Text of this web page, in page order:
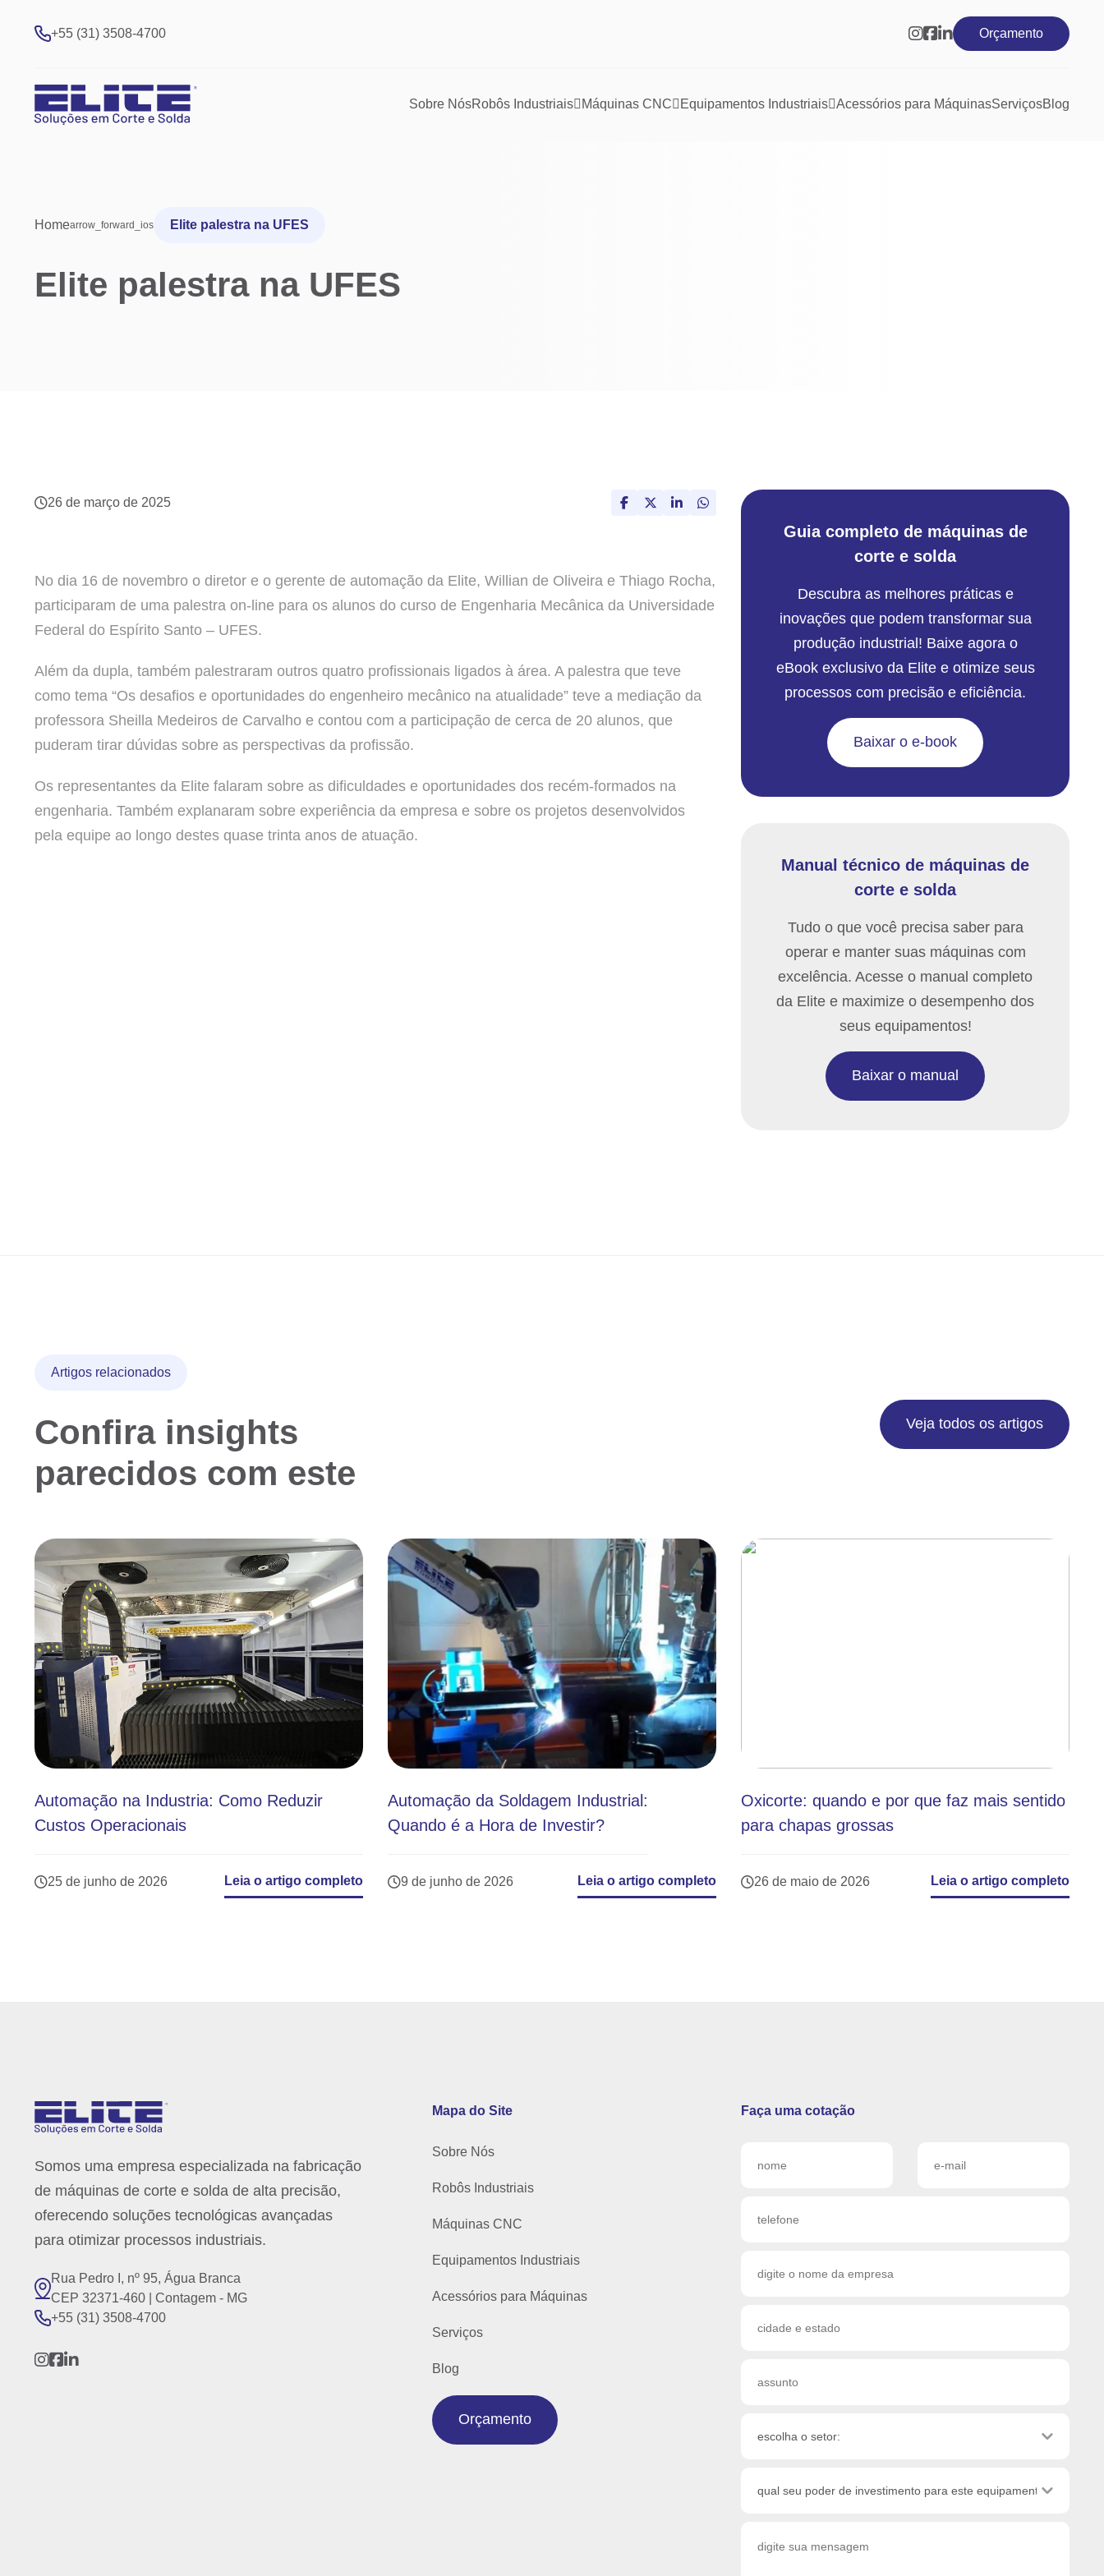
+55 (31) 3508-4700 Orçamento
Sobre NósRobôs Industriais Máquinas CNC Equipamentos Industriais Acessórios para MáquinasServiçosBlog
Homearrow_forward_ios Elite palestra na UFES
Elite palestra na UFES
26 de março de 2025
No dia 16 de novembro o diretor e o gerente de automação da Elite, Willian de Oliveira e Thiago Rocha,
participaram de uma palestra on-line para os alunos do curso de Engenharia Mecânica da Universidade
Federal do Espírito Santo – UFES.
Além da dupla, também palestraram outros quatro profissionais ligados à área. A palestra que teve
como tema “Os desafios e oportunidades do engenheiro mecânico na atualidade” teve a mediação da
professora Sheilla Medeiros de Carvalho e contou com a participação de cerca de 20 alunos, que
puderam tirar dúvidas sobre as perspectivas da profissão.
Os representantes da Elite falaram sobre as dificuldades e oportunidades dos recém-formados na
engenharia. Também explanaram sobre experiência da empresa e sobre os projetos desenvolvidos
pela equipe ao longo destes quase trinta anos de atuação.
Guia completo de máquinas de
corte e solda
Descubra as melhores práticas e
inovações que podem transformar sua
produção industrial! Baixe agora o
eBook exclusivo da Elite e otimize seus
processos com precisão e eficiência.
Baixar o e-book
Manual técnico de máquinas de
corte e solda
Tudo o que você precisa saber para
operar e manter suas máquinas com
excelência. Acesse o manual completo
da Elite e maximize o desempenho dos
seus equipamentos!
Baixar o manual
Artigos relacionados
Confira insights
parecidos com este
Veja todos os artigos
Automação na Industria: Como Reduzir
Custos Operacionais
25 de junho de 2026 Leia o artigo completo
Automação da Soldagem Industrial:
Quando é a Hora de Investir?
9 de junho de 2026 Leia o artigo completo
Oxicorte: quando e por que faz mais sentido
para chapas grossas
26 de maio de 2026 Leia o artigo completo
Somos uma empresa especializada na fabricação
de máquinas de corte e solda de alta precisão,
oferecendo soluções tecnológicas avançadas
para otimizar processos industriais.
Rua Pedro I, nº 95, Água Branca
CEP 32371-460 | Contagem - MG
+55 (31) 3508-4700
Mapa do Site
Sobre Nós
Robôs Industriais
Máquinas CNC
Equipamentos Industriais
Acessórios para Máquinas
Serviços
Blog
Orçamento
Faça uma cotação